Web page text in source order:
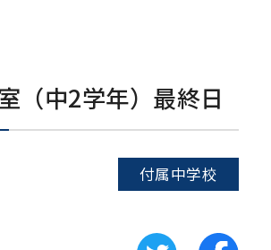
（中2学年）最終日
付属中学校